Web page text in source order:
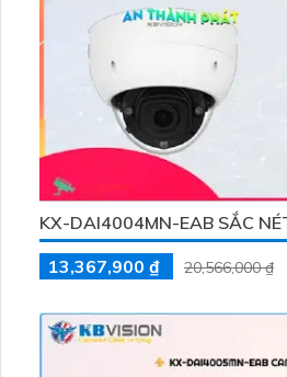
KX-DAI4004MN-EAB SẮC
13,367,900 ₫
20,566,000 ₫